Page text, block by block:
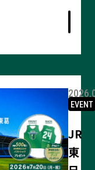
る
EVENT
JR
東